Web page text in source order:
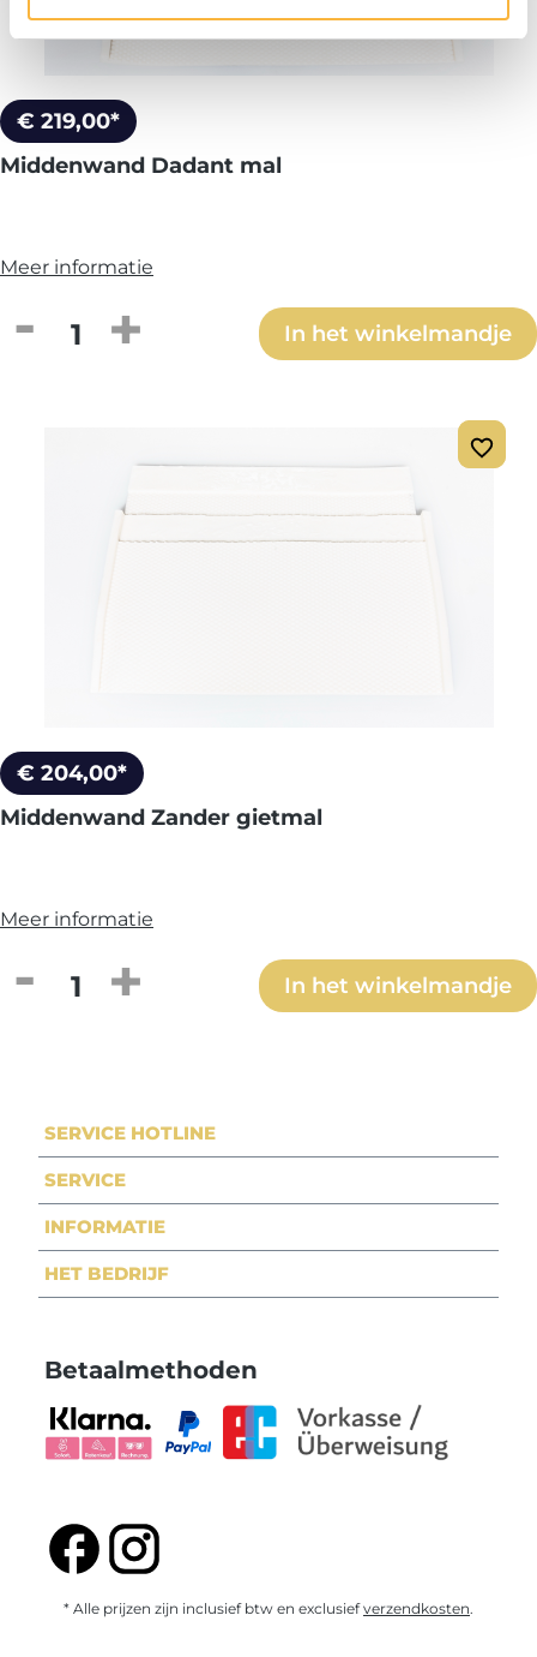
€ 219,00*
Middenwand Dadant mal
Meer informatie
Producthoeveelheid: Voer deIn het winkelmandje
€ 204,00*
Middenwand Zander gietmal
Meer informatie
Producthoeveelheid: Voer deIn het winkelmandje
SERVICE HOTLINE
SERVICE
INFORMATIE
HET BEDRIJF
Betaalmethoden
* Alle prijzen zijn inclusief btw en exclusiefverzendkosten.